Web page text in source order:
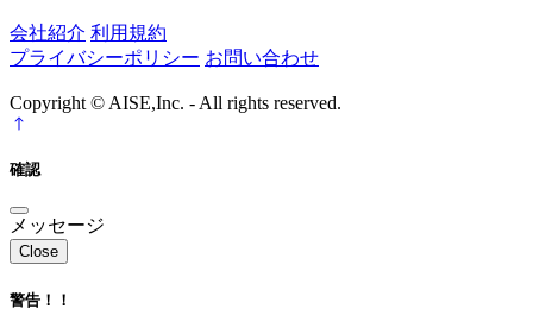
会社紹介 利用規約
プライバシーポリシー お問い合わせ
Copyright © AISE,Inc. - All rights reserved.
確認
メッセージ
Close
警告！！